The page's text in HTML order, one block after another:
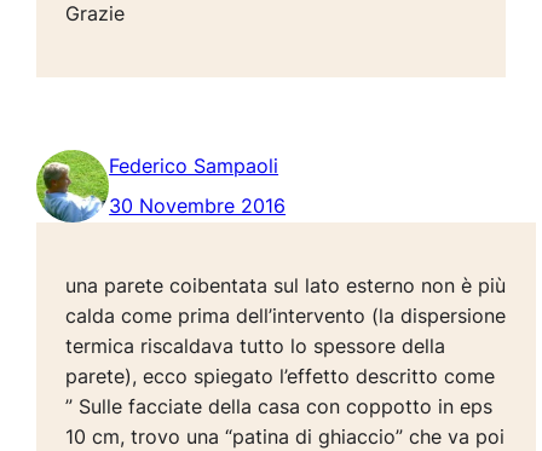
Grazie
Federico Sampaoli
30 Novembre 2016
una parete coibentata sul lato esterno non è più
calda come prima dell’intervento (la dispersione
termica riscaldava tutto lo spessore della
parete), ecco spiegato l’effetto descritto come
” Sulle facciate della casa con coppotto in eps
10 cm, trovo una “patina di ghiaccio” che va poi